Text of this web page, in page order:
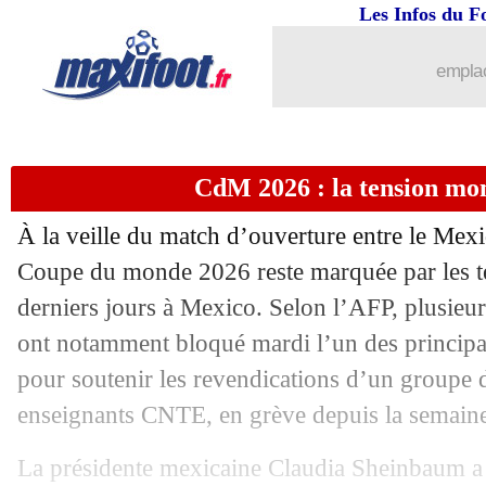
Les Infos du
CdM 2026 : la tension
À la veille du match d’ouverture entre le
Coupe du monde 2026 reste marquée par les
derniers jours à Mexico. Selon l’AFP,
ont notamment bloqué mardi l’un des
pour soutenir les revendications d’un groupe
enseignants CNTE, en grève depuis la
La présidente mexicaine Claudia Sheinbaum
: Mourinho intéressé par B. Silva
10/06 PHOTO: les Bleus s'envolent pour
: Jaouen à Newcastle pour
10/06 CM 2026: quel est le plus grand
10/06 CdM 2026: la malédiction qui guette
10/06 Barça: Rashford va retourner à
10/06 Tottenham : Bissouma est libre (off.)